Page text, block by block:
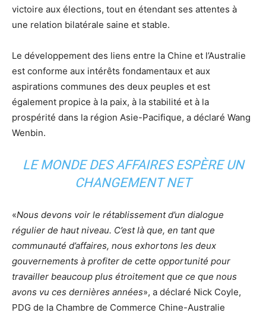
victoire aux élections, tout en étendant ses attentes à
une relation bilatérale saine et stable.
Le développement des liens entre la Chine et l’Australie
est conforme aux intérêts fondamentaux et aux
aspirations communes des deux peuples et est
également propice à la paix, à la stabilité et à la
prospérité dans la région Asie-Pacifique, a déclaré Wang
Wenbin.
LE MONDE DES AFFAIRES ESPÈRE UN
CHANGEMENT NET
«Nous devons voir le rétablissement d’un dialogue
régulier de haut niveau. C’est là que, en tant que
communauté d’affaires, nous exhortons les deux
gouvernements à profiter de cette opportunité pour
travailler beaucoup plus étroitement que ce que nous
avons vu ces dernières années», a déclaré Nick Coyle,
PDG de la Chambre de Commerce Chine-Australie